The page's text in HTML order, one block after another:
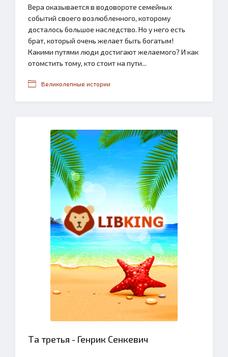
Вера оказывается в водовороте семейных
событий своего возлюбленного, которому
досталось большое наследство. Но у него есть
брат, который очень желает быть богатым!
Какими путями люди достигают желаемого? И как
отомстить тому, кто стоит на пути...
Великолепные истории
Та третья - Генрик Сенкевич